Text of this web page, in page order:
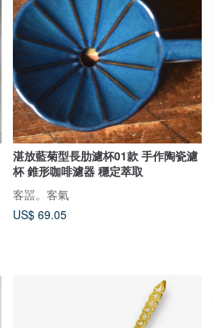
湛放藍菊型長肋濾杯01款 手作陶瓷濾
杯 錐形咖啡濾器 穩定萃取
客噐。客氣
US$ 69.05